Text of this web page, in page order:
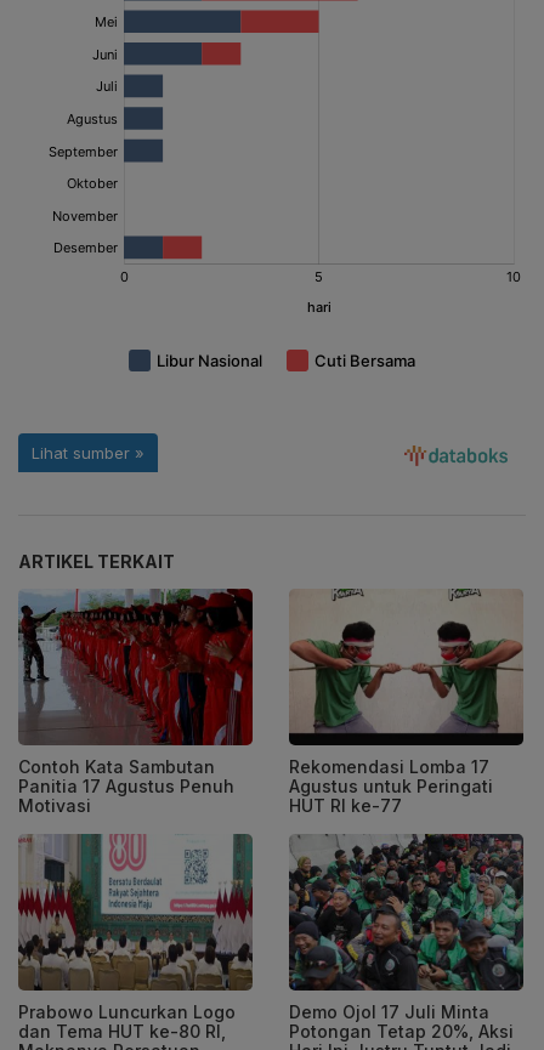
ARTIKEL TERKAIT
Contoh Kata Sambutan
Panitia 17 Agustus Penuh
Motivasi
Rekomendasi Lomba 17
Agustus untuk Peringati
HUT RI ke-77
Prabowo Luncurkan Logo
dan Tema HUT ke-80 RI,
Demo Ojol 17 Juli Minta
Potongan Tetap 20%, Aksi